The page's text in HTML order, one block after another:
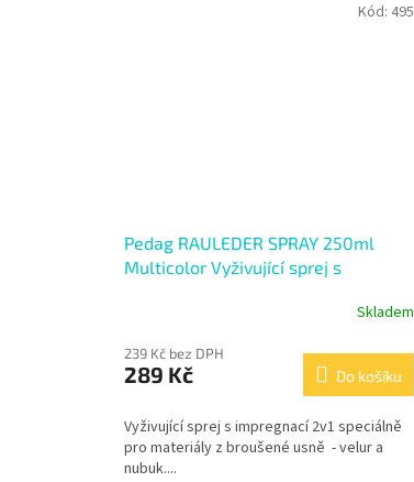
Pedag RAULEDER SPRAY 250ml
Multicolor Vyživující sprej s
Skladem
239 Kč bez DPH
289 Kč Do košíku
Vyživující sprej s impregnací 2v1 speciálně
pro materiály z broušené usně - velur a
nubuk....
Kód: 495